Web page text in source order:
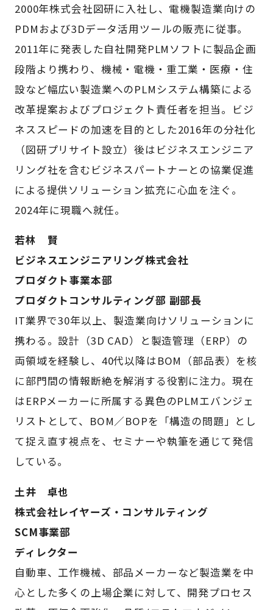
2000年株式会社図研に入社し、電機製造業向けの
PDMおよび3Dデータ活用ツールの販売に従事。
2011年に発表した自社開発PLMソフトに製品企画
段階より携わり、機械・電機・重工業・医療・住
設など幅広い製造業へのPLMシステム構築による
改革提案およびプロジェクト責任者を担当。ビジ
ネススピードの加速を目的とした2016年の分社化
（図研プリサイト設立）後はビジネスエンジニア
リング社を含むビジネスパートナーとの協業促進
による提供ソリューション拡充に心血を注ぐ。
2024年に現職へ就任。
若林 賢
ビジネスエンジニアリング株式会社
プロダクト事業本部
プロダクトコンサルティング部 副部長
IT業界で30年以上、製造業向けソリューションに
携わる。設計（3D CAD）と製造管理（ERP）の
両領域を経験し、40代以降はBOM（部品表）を核
に部門間の情報断絶を解消する役割に注力。現在
はERPメーカーに所属する異色のPLMエバンジェ
リストとして、BOM／BOPを「構造の問題」とし
て捉え直す視点を、セミナーや執筆を通じて発信
している。
土井 卓也
株式会社レイヤーズ・コンサルティング
SCM事業部
ディレクター
自動車、工作機械、部品メーカーなど製造業を中
心とした多くの上場企業に対して、開発プロセス